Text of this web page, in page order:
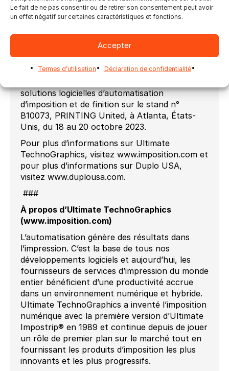
Le fait de ne pas consentir ou de retirer son consentement peut avoir
un effet négatif sur certaines caractéristiques et fonctions.
Accepter
Termes d’utilisation Déclaration de confidentialité
Nous sommes ravis de nous associer à
Ultimate. Grâce à ce partenariat, vous pouvez
d’impression, du prépresse au post-presse, en
chef de produit chez Duplo USA.
solutions logicielles d’automatisation
d’imposition et de finition sur le stand n°
B10073, PRINTING United, à Atlanta, États-
Unis, du 18 au 20 octobre 2023.
Pour plus d’informations sur Ultimate
TechnoGraphics, visitez www.imposition.com et
pour plus d’informations sur Duplo USA,
visitez www.duplousa.com.
###
À propos d’Ultimate TechnoGraphics
(www.imposition.com)
L’automatisation génère des résultats dans
l’impression. C’est la base de tous nos
développements logiciels et aujourd’hui, les
fournisseurs de services d’impression du monde
entier bénéficient d’une productivité accrue
dans un environnement numérique et hybride.
Ultimate TechnoGraphics a inventé l’imposition
numérique avec la première version d’Ultimate
Impostrip® en 1989 et continue depuis de jouer
un rôle de premier plan sur le marché tout en
fournissant les produits d’imposition les plus
innovants et les plus progressifs.